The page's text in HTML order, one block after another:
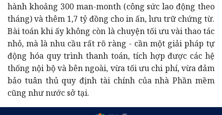
hành khoảng 300 man-month (công sức lao động theo
tháng) và thêm 1,7 tỷ đồng cho in ấn, lưu trữ chứng từ.
Bài toán khi ấy không còn là chuyện tối ưu vài thao tác
nhỏ, mà là nhu cầu rất rõ ràng - cần một giải pháp tự
động hóa quy trình thanh toán, tích hợp được các hệ
thống nội bộ và bên ngoài, vừa tối ưu chi phí, vừa đảm
bảo tuân thủ quy định tài chính của nhà Phần mềm
cũng như nước sở tại.